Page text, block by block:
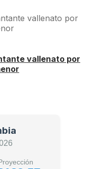
vallenato por